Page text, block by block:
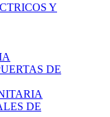
Y
DE
DE